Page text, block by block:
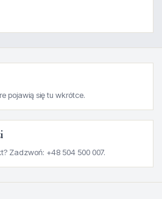
pojawią się tu wkrótce.
Zadzwoń: +48 504 500 007.